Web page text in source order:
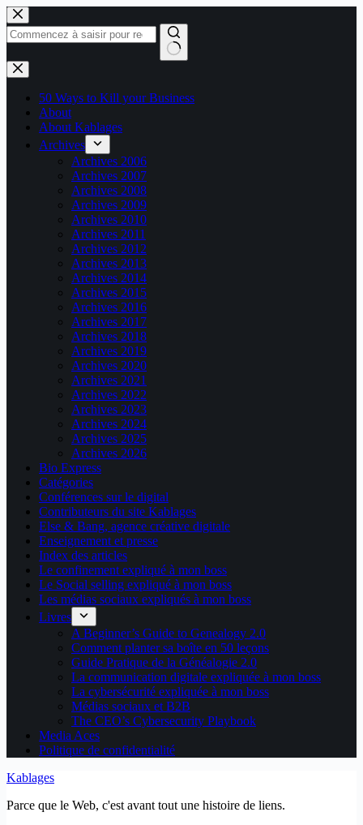
Passer
au
contenu
Aucun
résultat
50 Ways to Kill your Business
About
About Kablages
Archives
Archives 2006
Archives 2007
Archives 2008
Archives 2009
Archives 2010
Archives 2011
Archives 2012
Archives 2013
Archives 2014
Archives 2015
Archives 2016
Archives 2017
Archives 2018
Archives 2019
Archives 2020
Archives 2021
Archives 2022
Archives 2023
Archives 2024
Archives 2025
Archives 2026
Bio Express
Catégories
Conférences sur le digital
Contributeurs du site Kablages
Else & Bang, agence créative digitale
Enseignement et presse
Index des articles
Le confinement expliqué à mon boss
Le Social selling expliqué à mon boss
Les médias sociaux expliqués à mon boss
Livres
A Beginner’s Guide to Genealogy 2.0
Comment planter sa boîte en 50 leçons
Guide Pratique de la Généalogie 2.0
La communication digitale expliquée à mon boss
La cybersécurité expliquée à mon boss
Médias sociaux et B2B
The CEO’s Cybersecurity Playbook
Media Aces
Politique de confidentialité
Kablages
Parce que le Web, c'est avant tout une histoire de liens.